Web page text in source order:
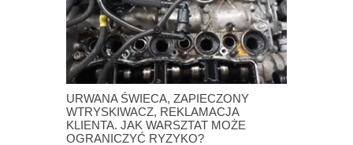
URWANA ŚWIECA, ZAPIECZONY
WTRYSKIWACZ, REKLAMACJA
KLIENTA. JAK WARSZTAT MOŻE
OGRANICZYĆ RYZYKO?